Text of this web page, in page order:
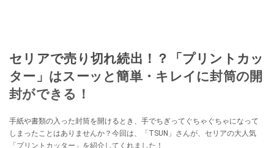
セリアで売り切れ続出！？「プリントカッ
ター」はスーッと簡単・キレイに封筒の開
封ができる！
手紙や書類の入った封筒を開けるとき、手でちぎってぐちゃぐちゃになって
しまったことはありませんか？今回は、「TSUN」さんが、セリアの大人気
「プリントカッター」を紹介してくれました！